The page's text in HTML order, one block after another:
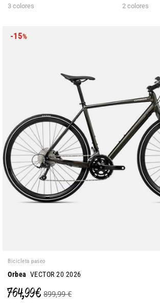
3 colores 2 colores
-15%
Bicicleta paseo
Orbea VECTOR 20 2026
764,99 € 899,99 €